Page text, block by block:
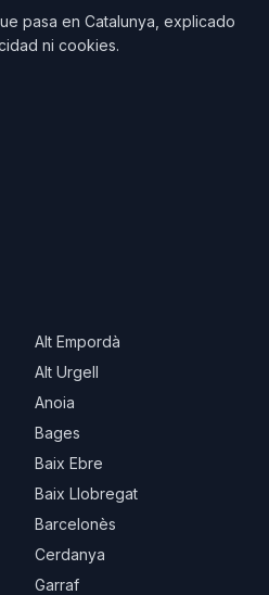
pasa en Catalunya, explicado
ni cookies.
Alt Empordà
Alt Urgell
Anoia
Bages
Baix Ebre
Baix Llobregat
Barcelonès
Cerdanya
Garraf